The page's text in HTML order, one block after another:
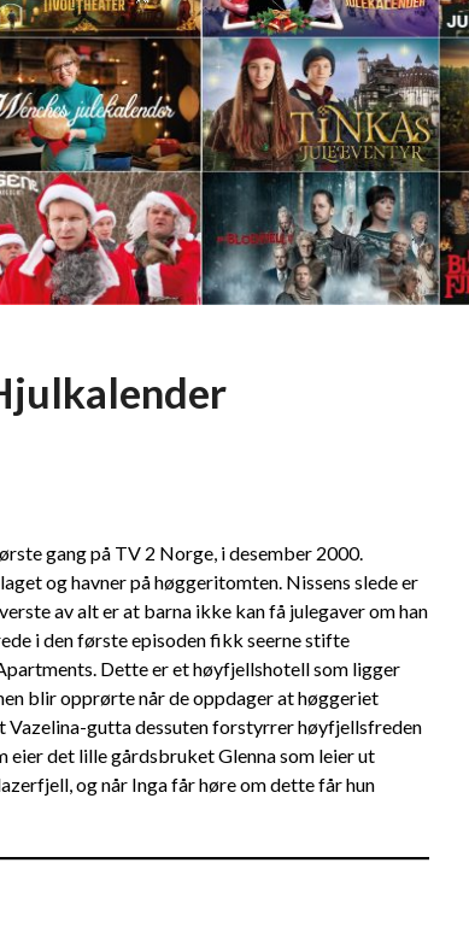
gang på TV 2 Norge, i desember 2000.
og havner på høggeritomten. Nissens slede er
av alt er at barna ikke kan få julegaver om han
i den første episoden fikk seerne stifte
Dette er et høyfjellshotell som ligger
blir opprørte når de oppdager at høggeriet
gutta dessuten forstyrrer høyfjellsfreden
eier det lille gårdsbruket Glenna som leier ut
og når Inga får høre om dette får hun